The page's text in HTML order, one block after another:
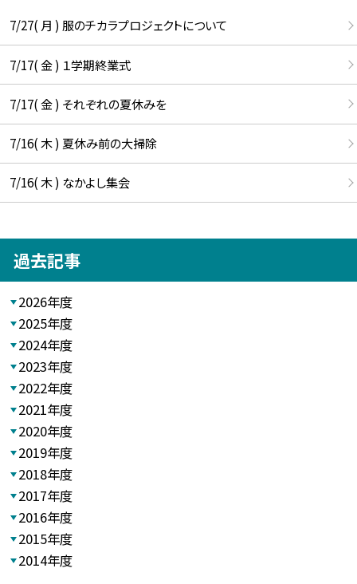
7/27( 月 ) 服のチカラプロジェクトについて
7/17( 金 ) １学期終業式
7/17( 金 ) それぞれの夏休みを
7/16( 木 ) 夏休み前の大掃除
7/16( 木 ) なかよし集会
過去記事
2026年度
2025年度
2024年度
2023年度
2022年度
2021年度
2020年度
2019年度
2018年度
2017年度
2016年度
2015年度
2014年度